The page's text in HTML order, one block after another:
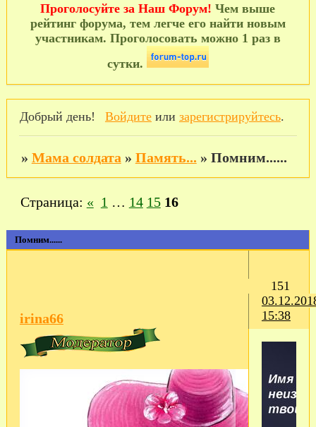
Проголосуйте за Наш Форум! Чем выше
рейтинг форума, тем легче его найти новым
участникам. Проголосовать можно 1 раз в
сутки.
Добрый день! Войдитеили зарегистрируйтесь.
» Мама солдата » Память... » Помним......
Помним......
Страница: « 1 … 14 15 16
151
15:38
irina66